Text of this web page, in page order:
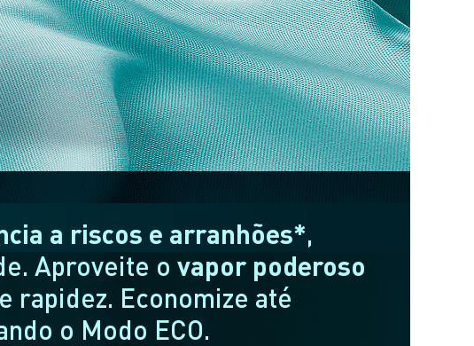
a riscos e arranhões*,
Aproveite o vapor poderoso
rapidez. Economize até
o Modo ECO.